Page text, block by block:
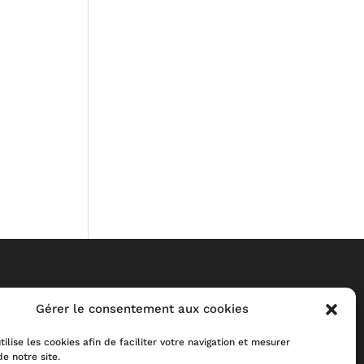
Gérer le consentement aux cookies
les cookies afin de faciliter votre navigation et mesurer
notre site.